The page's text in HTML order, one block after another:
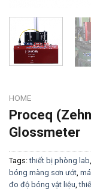
HOME
Proceq
Glossmeter
Tags:thiết bị phòng lab,
bóng màng sơn ướt,
đo độ bóng vật liệu,